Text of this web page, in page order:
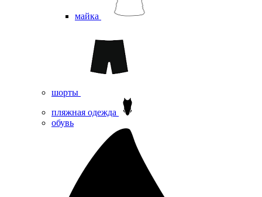
майка
шорты
пляжная одежда
oбувь